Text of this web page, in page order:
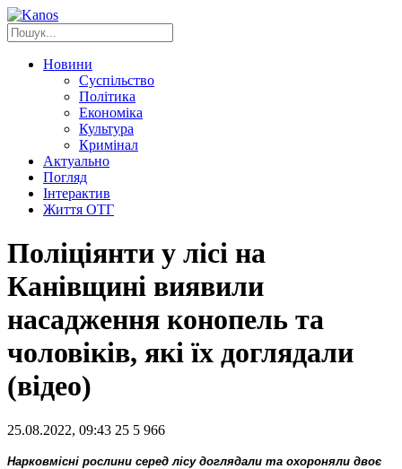
Новини
Суспільство
Політика
Економіка
Культура
Кримінал
Актуально
Погляд
Інтерактив
Життя ОТГ
Поліціянти у лісі на
Канівщині виявили
насадження конопель та
чоловіків, які їх доглядали
(відео)
25.08.2022, 09:43 25 5 966
Нарковмісні рослини серед лісу доглядали та охороняли двоє